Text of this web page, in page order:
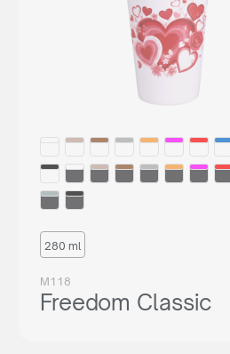
280 ml
M118
Freedom Classic